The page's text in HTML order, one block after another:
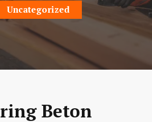
Uncategorized
Beton